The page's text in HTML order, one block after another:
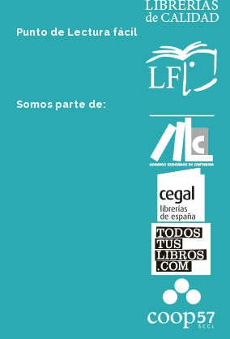
Punto de Lectura fácil
Somos parte de: